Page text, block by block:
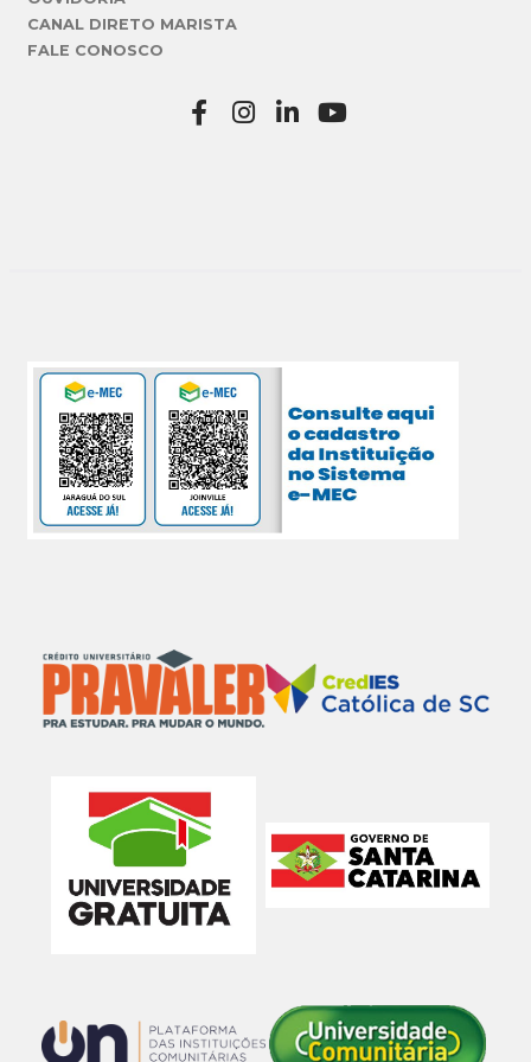
CANAL DIRETO MARISTA
FALE CONOSCO